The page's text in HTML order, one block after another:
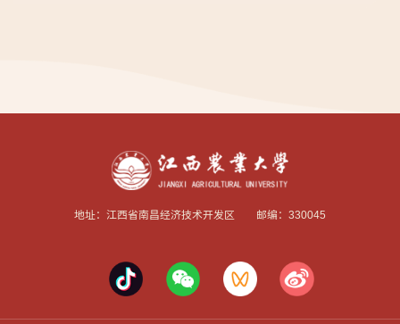
地址：江西省南昌经济技术开发区 邮编：330045